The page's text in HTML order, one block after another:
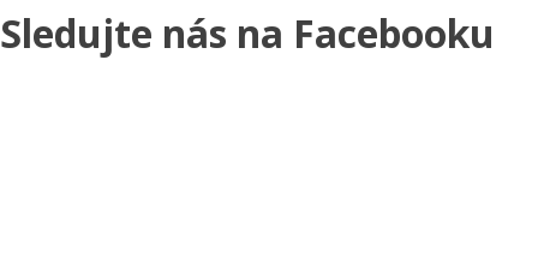
Sledujte nás na Facebooku